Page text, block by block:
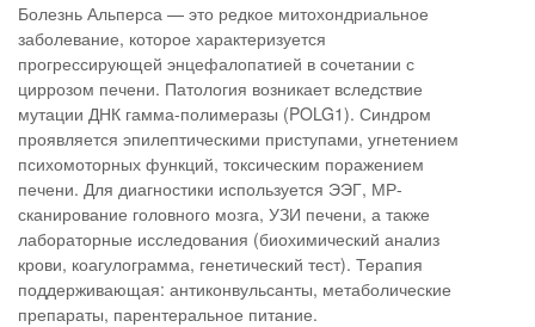
Болезнь Альперса — это редкое митохондриальное
заболевание, которое характеризуется
прогрессирующей энцефалопатией в сочетании с
циррозом печени. Патология возникает вследствие
мутации ДНК гамма-полимеразы (POLG1). Синдром
проявляется эпилептическими приступами, угнетением
психомоторных функций, токсическим поражением
печени. Для диагностики используется ЭЭГ, МР-
сканирование головного мозга, УЗИ печени, а также
лабораторные исследования (биохимический анализ
крови, коагулограмма, генетический тест). Терапия
поддерживающая: антиконвульсанты, метаболические
препараты, парентеральное питание.